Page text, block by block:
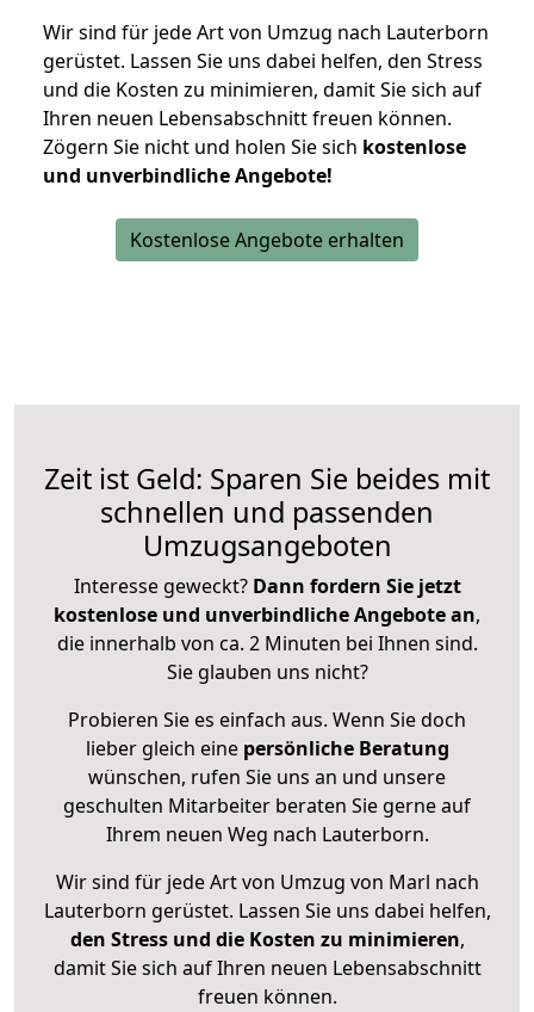
Wir sind für jede Art von Umzug nach Lauterborn
gerüstet. Lassen Sie uns dabei helfen, den Stress
und die Kosten zu minimieren, damit Sie sich auf
Ihren neuen Lebensabschnitt freuen können.
Zögern Sie nicht und holen Sie sich kostenlose
und unverbindliche Angebote!
Kostenlose Angebote erhalten
Zeit ist Geld: Sparen Sie beides mit
schnellen und passenden
Umzugsangeboten
Interesse geweckt? Dann fordern Sie jetzt
kostenlose und unverbindliche Angebote an,
die innerhalb von ca. 2 Minuten bei Ihnen sind.
Sie glauben uns nicht?
Probieren Sie es einfach aus. Wenn Sie doch
lieber gleich eine persönliche Beratung
wünschen, rufen Sie uns an und unsere
geschulten Mitarbeiter beraten Sie gerne auf
Ihrem neuen Weg nach Lauterborn.
Wir sind für jede Art von Umzug von Marl nach
Lauterborn gerüstet. Lassen Sie uns dabei helfen,
den Stress und die Kosten zu minimieren,
damit Sie sich auf Ihren neuen Lebensabschnitt
freuen können.